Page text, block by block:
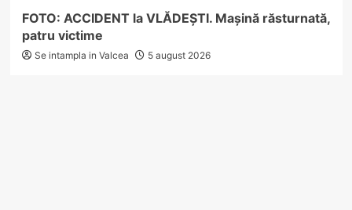
FOTO: ACCIDENT la VLĂDEȘTI. Mașină răsturnată,
patru victime
Se intampla in Valcea 5 august 2026